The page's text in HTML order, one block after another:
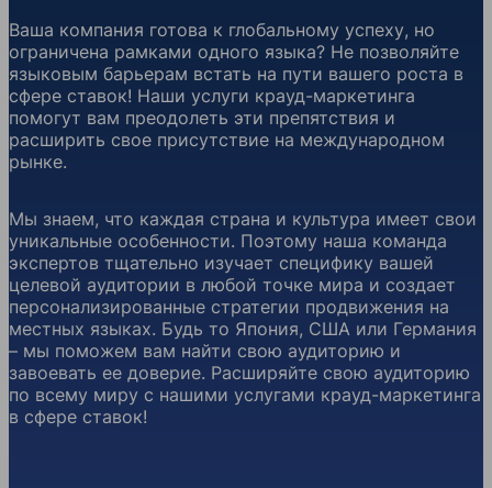
Ваша компания готова к глобальному успеху, но
ограничена рамками одного языка? Не позволяйте
языковым барьерам встать на пути вашего роста в
сфере ставок! Наши услуги крауд-маркетинга
помогут вам преодолеть эти препятствия и
расширить свое присутствие на международном
рынке.
Мы знаем, что каждая страна и культура имеет свои
уникальные особенности. Поэтому наша команда
экспертов тщательно изучает специфику вашей
целевой аудитории в любой точке мира и создает
персонализированные стратегии продвижения на
местных языках. Будь то Япония, США или Германия
– мы поможем вам найти свою аудиторию и
завоевать ее доверие. Расширяйте свою аудиторию
по всему миру с нашими услугами крауд-маркетинга
в сфере ставок!